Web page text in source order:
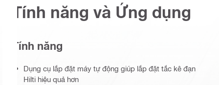
Tính năng và Ứng dụng
Tính năng
Dụng cụ lắp đặt máy tự động giúp lắp đặt tắc kê đạn
Hilti hiệu quả hơn